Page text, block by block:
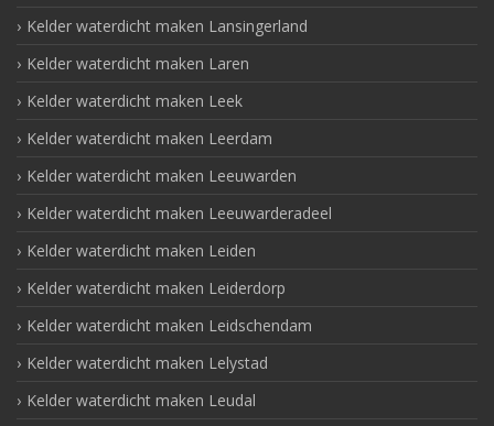
Kelder waterdicht maken Lansingerland
Kelder waterdicht maken Laren
Kelder waterdicht maken Leek
Kelder waterdicht maken Leerdam
Kelder waterdicht maken Leeuwarden
Kelder waterdicht maken Leeuwarderadeel
Kelder waterdicht maken Leiden
Kelder waterdicht maken Leiderdorp
Kelder waterdicht maken Leidschendam
Kelder waterdicht maken Lelystad
Kelder waterdicht maken Leudal